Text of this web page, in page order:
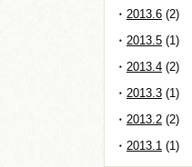
2013.6 (2)
2013.5 (1)
2013.4 (2)
2013.3 (1)
2013.2 (2)
2013.1 (1)